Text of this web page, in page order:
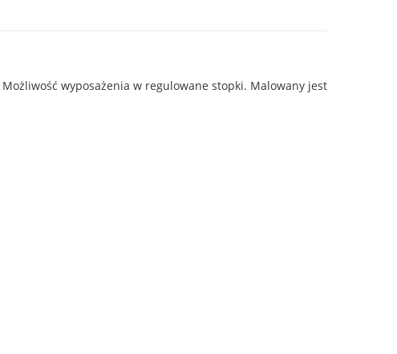
wyposażenia w regulowane stopki. Malowany jest